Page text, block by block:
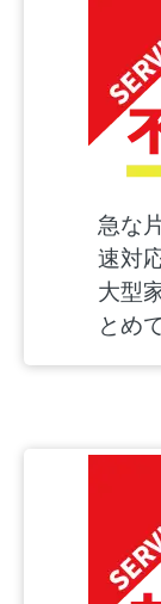
急な
速対
大型
とめ